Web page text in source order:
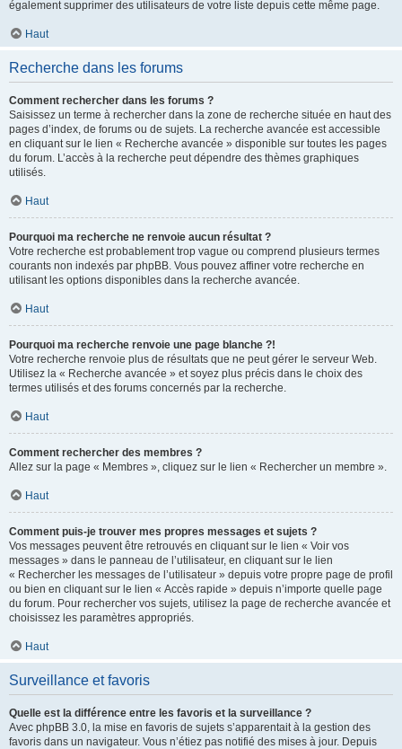
également supprimer des utilisateurs de votre liste depuis cette même page.
Haut
Recherche dans les forums
Comment rechercher dans les forums ?
Saisissez un terme à rechercher dans la zone de recherche située en haut des
pages d’index, de forums ou de sujets. La recherche avancée est accessible
en cliquant sur le lien « Recherche avancée » disponible sur toutes les pages
du forum. L’accès à la recherche peut dépendre des thèmes graphiques
utilisés.
Haut
Pourquoi ma recherche ne renvoie aucun résultat ?
Votre recherche est probablement trop vague ou comprend plusieurs termes
courants non indexés par phpBB. Vous pouvez affiner votre recherche en
utilisant les options disponibles dans la recherche avancée.
Haut
Pourquoi ma recherche renvoie une page blanche ?!
Votre recherche renvoie plus de résultats que ne peut gérer le serveur Web.
Utilisez la « Recherche avancée » et soyez plus précis dans le choix des
termes utilisés et des forums concernés par la recherche.
Haut
Comment rechercher des membres ?
Allez sur la page « Membres », cliquez sur le lien « Rechercher un membre ».
Haut
Comment puis-je trouver mes propres messages et sujets ?
Vos messages peuvent être retrouvés en cliquant sur le lien « Voir vos
messages » dans le panneau de l’utilisateur, en cliquant sur le lien
« Rechercher les messages de l’utilisateur » depuis votre propre page de profil
ou bien en cliquant sur le lien « Accès rapide » depuis n’importe quelle page
du forum. Pour rechercher vos sujets, utilisez la page de recherche avancée et
choisissez les paramètres appropriés.
Haut
Surveillance et favoris
Quelle est la différence entre les favoris et la surveillance ?
Avec phpBB 3.0, la mise en favoris de sujets s’apparentait à la gestion des
favoris dans un navigateur. Vous n’étiez pas notifié des mises à jour. Depuis